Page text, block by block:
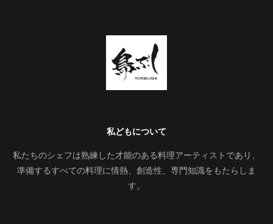
私どもについて
私たちのシェフは熟練した才能のある料理アーティストであり、
準備するすべての料理に情熱、創造性、専門知識をもたらしま
す。